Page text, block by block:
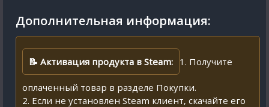
Дополнительная информация:
📝 Активация продукта в Steam: 1. Получите
оплаченный товар в разделе Покупки.
2. Если не установлен Steam клиент, скачайте его